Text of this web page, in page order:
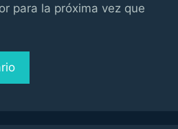
para la próxima vez que